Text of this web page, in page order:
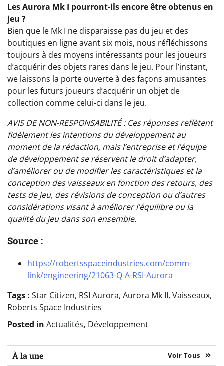
Les Aurora Mk I pourront-ils encore être obtenus en
jeu ?
Bien que le Mk I ne disparaisse pas du jeu et des
boutiques en ligne avant six mois, nous réfléchissons
toujours à des moyens intéressants pour les joueurs
d’acquérir des objets rares dans le jeu. Pour l’instant,
we laissons la porte ouverte à des façons amusantes
pour les futurs joueurs d’acquérir un objet de
collection comme celui-ci dans le jeu.
AVIS DE NON-RESPONSABILITÉ : Ces réponses reflètent
fidèlement les intentions du développement au
moment de la rédaction, mais l’entreprise et l’équipe
de développement se réservent le droit d’adapter,
d’améliorer ou de modifier les caractéristiques et la
conception des vaisseaux en fonction des retours, des
tests de jeu, des révisions de conception ou d’autres
considérations visant à améliorer l’équilibre ou la
qualité du jeu dans son ensemble.
Source :
https://robertsspaceindustries.com/comm-
link/engineering/21063-Q-A-RSI-Aurora
Tags : Star Citizen, RSI Aurora, Aurora Mk II, Vaisseaux,
Roberts Space Industries
Posted in Actualités, Développement
À la une Voir Tous